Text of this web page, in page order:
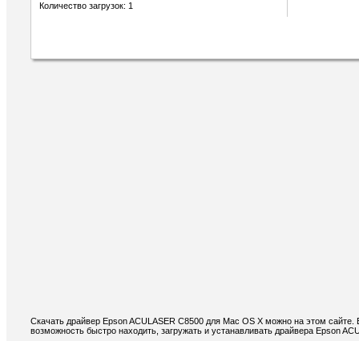
Количество загрузок: 1
Скачать драйвер Epson ACULASER C8500 для Mac OS X можно на этом
возможность быстро находить, загружать и устанавливать драйвера Epson